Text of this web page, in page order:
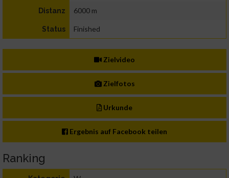
Distanz 6000 m
Status Finished
Zielvideo
Zielfotos
Urkunde
Ergebnis auf Facebook teilen
Ranking